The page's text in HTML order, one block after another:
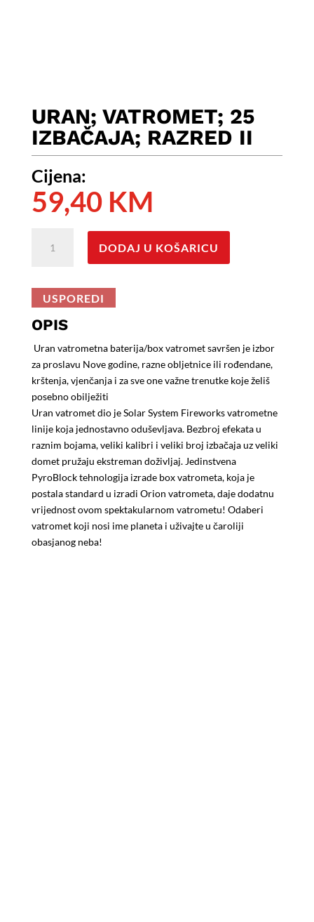
URAN; VATROMET; 25
IZBAČAJA; RAZRED II
Cijena:
59,40 KM
Vatromet;
Razred
količina
DODAJ U KOŠARICU
USPOREDI
OPIS
Uran vatrometna baterija/box vatromet savršen je izbor
za proslavu Nove godine, razne obljetnice ili rođendane,
krštenja, vjenčanja i za sve one važne trenutke koje želiš
posebno obilježiti
Uran vatromet dio je Solar System Fireworks vatrometne
linije koja jednostavno oduševljava. Bezbroj efekata u
raznim bojama, veliki kalibri i veliki broj izbačaja uz veliki
domet pružaju ekstreman doživljaj. Jedinstvena
PyroBlock tehnologija izrade box vatrometa, koja je
postala standard u izradi Orion vatrometa, daje dodatnu
vrijednost ovom spektakularnom vatrometu! Odaberi
vatromet koji nosi ime planeta i uživajte u čaroliji
obasjanog neba!